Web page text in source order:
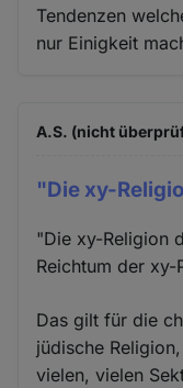
Tendenzen
nur Einigkeit
A.S. (nicht
"Die xy-
"Die xy-Religion
Reichtum der xy-
Das gilt für die
jüdische
vielen, vielen